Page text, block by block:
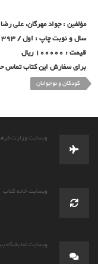
مؤلفین : جواد مهرگان، علی
سال و نوبت چاپ : اول / 1393
قیمت : 100000 ریال
برای سفارش این کتاب تماس
کودکان و نوجوانان
وبسایت وزارت
وبسایت خانه کتاب
وبسایت نمایشگاه